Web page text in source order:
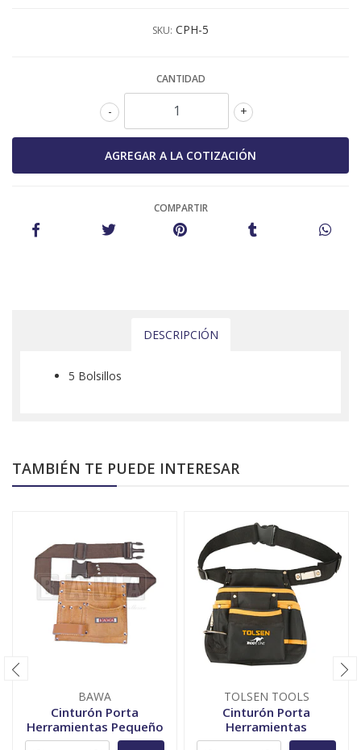
SKU: CPH-5
CANTIDAD
+
-
COMPARTIR
DESCRIPCIÓN
5 Bolsillos
TAMBIÉN TE PUEDE INTERESAR
BAWA
Cinturón Porta
Herramientas Pequeño
TOLSEN TOOLS
Cinturón Porta
Herramientas